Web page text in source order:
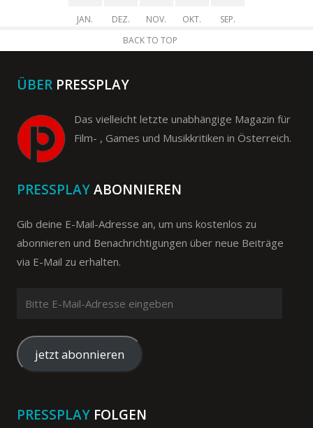
JAN. DEZ. NOV. OKT.
SEP.
BACK TO TOP
ÜBER PRESSPLAY
Das vielleicht letzte unabhängige Magazin für
Film- , Games und Musikkritiken in Österreich.
PRESSPLAYABONNIEREN
Gib deine E-Mail-Adresse an, um uns kostenlos zu
abonnieren und Benachrichtigungen über neue Beiträge
via E-Mail zu erhalten.
Mail-
Adresse
eingeben
jetzt abonnieren
PRESSPLAY FOLGEN